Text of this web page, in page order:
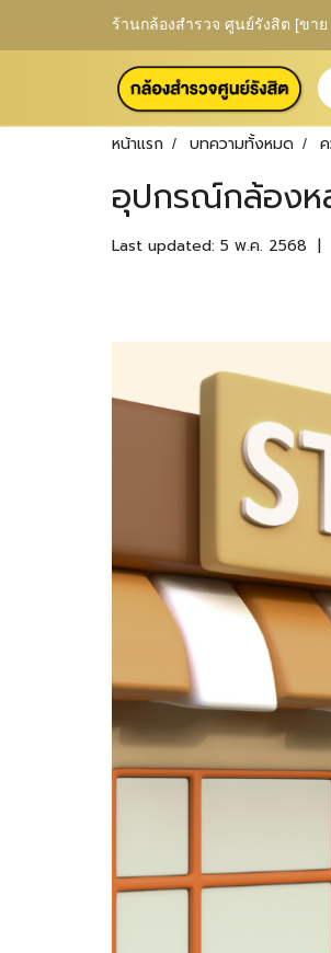
ร้านกล้องสำรวจ ศูนย์รังสิต [ขา
หน้าแรก บทความทั้งหมด
อุปกรณ์กล้องหลุ
Last updated: 5 พ.ค. 2568 |